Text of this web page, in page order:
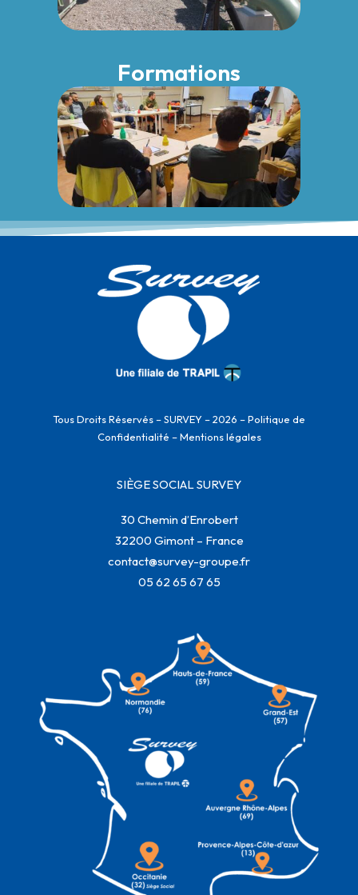
Formations
Tous Droits Réservés – SURVEY – 2026 –Politique de
Confidentialité –Mentions légales
SIÈGE SOCIAL SURVEY
30 Chemin d’Enrobert
32200 Gimont – France
contact@survey-groupe.fr
05 62 65 67 65